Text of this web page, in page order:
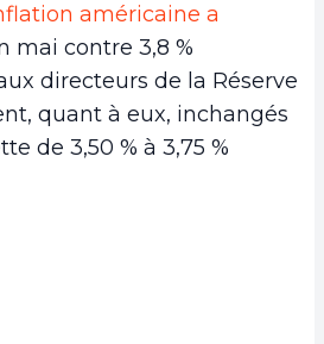
américaine a
mai contre 3,8 %
directeurs de la Réserve
quant à eux, inchangés
de 3,50 % à 3,75 %